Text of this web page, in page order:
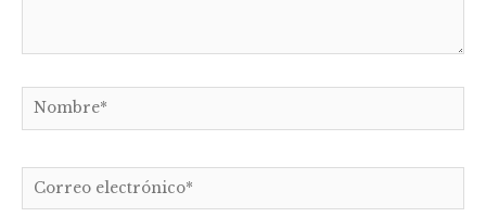
Nombre*
Correo
electrónico*